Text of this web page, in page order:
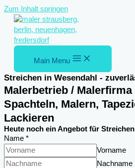
Zum Inhalt springen
Main Menu
Streichen in Wesendahl -
Malerbetrieb /
Spachteln, Malern,
Lackieren
Heute noch ein Angebot für
Name *
Vorname
Nachname